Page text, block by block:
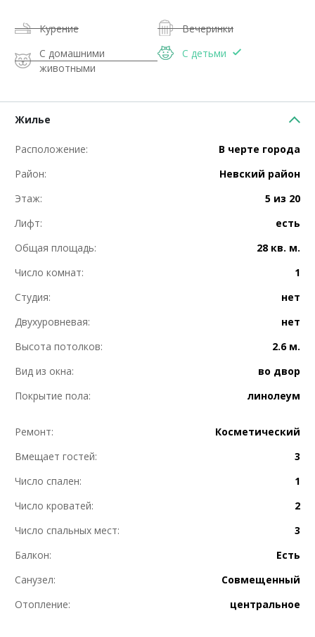
Курение
Вечеринки
С домашними
животными
С детьми
Жилье
Расположение:
В черте города
Район:
Невский район
Этаж:
5 из 20
Лифт:
есть
Общая площадь:
28 кв. м.
Число комнат:
1
Студия:
нет
Двухуровневая:
нет
Высота потолков:
2.6 м.
Вид из окна:
во двор
Покрытие пола:
линолеум
Ремонт:
Косметический
Вмещает гостей:
3
Число спален:
1
Число кроватей:
2
Число спальных мест:
3
Балкон:
Есть
Санузел:
Совмещенный
Отопление:
центральное